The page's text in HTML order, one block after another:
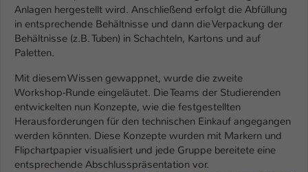
Anlagen hergestellt wird. Anschließend erfolgt die Abfüllung
in entsprechende Behältnisse und dann die Verpackung der
Behältnisse (z.B. Tuben) in Schachteln, Kartons und auf
Paletten.
Mit diesem Wissen gewappnet, wurde die zweite
Workshop-Runde eingeläutet. Die Teams der Studierenden
entwickelten nun Konzepte, wie die festgestellten
Herausforderungen für den technischen Einkauf angegangen
werden könnten. Diese Konzepte wurden mit Markern und
Flipchartpapier visualisiert und jede Gruppe bereitete eine
entsprechende Abschlusspräsentation vor.